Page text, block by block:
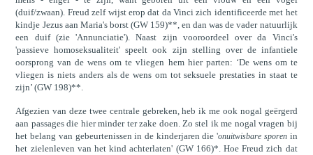
(duif/zwaan). Freud zelf wijst erop dat da Vinci zich identificeerde met het
kindje Jezus aan Maria's borst (GW 159)**, en dan was de vader natuurlijk
een duif (zie 'Annunciatie'). Naast zijn vooroordeel over da Vinci's
'passieve homoseksualiteit' speelt ook zijn stelling over de infantiele
oorsprong van de wens om te vliegen hem hier parten: ‘De wens om te
vliegen is niets anders als de wens om tot seksuele prestaties in staat te
zijn’ (GW 198)**.
Afgezien van deze twee centrale gebreken, heb ik me ook nogal geërgerd
aan passages die hier minder ter zake doen. Zo stel ik me nogal vragen bij
het belang van gebeurtenissen in de kinderjaren die 'onuitwisbare sporenin
het zielenleven van het kind achterlaten' (GW 166)*. Hoe Freud zich dat